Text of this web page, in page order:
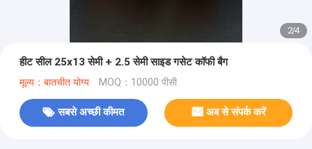
2/4
हीट सील 25x13 सेमी + 2.5 सेमी साइड गसेट कॉफी बैग
मूल्य：बातचीत योग्य MOQ：10000 पीसी
सबसे अच्छी कीमत अब से संपर्क करें